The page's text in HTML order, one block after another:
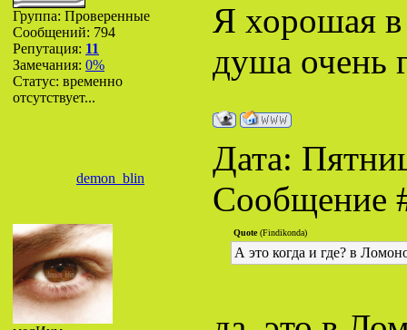
Группа: Проверенные
Сообщений: 794
Репутация: 11
Замечания: 0%
Статус: временно
отсутствует...
Я хорошая
душа очень
demon_blin
Дата:
Сообщение
Quote(Findikonda)
А это когда и где? в